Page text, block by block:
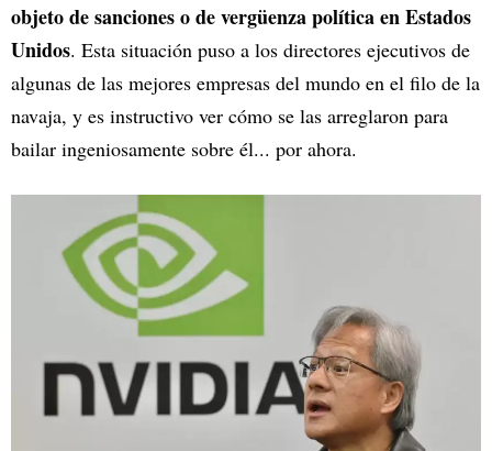
objeto de sanciones o de vergüenza política en Estados
Unidos. Esta situación puso a los directores ejecutivos de
algunas de las mejores empresas del mundo en el filo de la
navaja, y es instructivo ver cómo se las arreglaron para
bailar ingeniosamente sobre él... por ahora.